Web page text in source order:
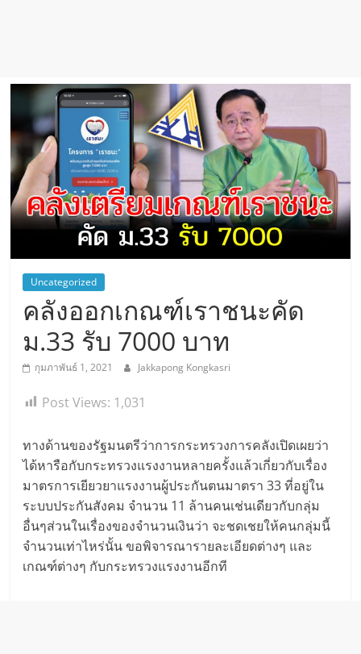
Uncategorized
คลังออกเกณฑ์เราชนะคัด
ม.33 รับ 7000 บาท
กุมภาพันธ์ 1, 2021 Jakkapong Kongkasri
Post Views: 1,031
ทางด้านของรัฐมนตรีว่าการกระทรวงการคลังเปิดเผยว่า
ได้หารือกับกระทรวงแรงงานหลายครั้งแล้วเกี่ยวกับเรื่อง
มาตรการเยียวยาแรงงานผู้ประกันตนมาตรา 33 ที่อยู่ใน
ระบบประกันสังคม จำนวน 11 ล้านคนเช่นเดียวกับกลุ่ม
อื่นๆส่วนในเรื่องของจำนวนเงินว่า จะชดเชยให้คนกลุ่มนี้
จำนวนเท่าไหร่นั้น ขอพิจารณารายละเอียดต่างๆ และ
เกณฑ์ต่างๆ กับกระทรวงแรงงานอีกที